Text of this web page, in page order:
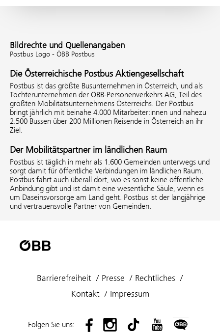
Bildrechte und Quellenangaben
Postbus Logo - ÖBB Postbus
Die Österreichische Postbus Aktiengesellschaft
Postbus ist das größte Busunternehmen in Österreich, und als
Tochterunternehmen der ÖBB-Personenverkehrs AG, Teil des
größten Mobilitätsunternehmens Österreichs. Der Postbus
bringt jährlich mit beinahe 4.000 Mitarbeiter:innen und nahezu
2.500 Bussen über 200 Millionen Reisende in Österreich an ihr
Ziel.
Der Mobilitätspartner im ländlichen Raum
Postbus ist täglich in mehr als 1.600 Gemeinden unterwegs und
sorgt damit für öffentliche Verbindungen im ländlichen Raum.
Postbus fährt auch überall dort, wo es sonst keine öffentliche
Anbindung gibt und ist damit eine wesentliche Säule, wenn es
um Daseinsvorsorge am Land geht. Postbus ist der langjährige
und vertrauensvolle Partner von Gemeinden.
Barrierefreiheit Presse
Rechtliches
Kontakt
Impressum
Folgen Sie uns: